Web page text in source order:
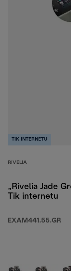
TIK INTERNETU
RIVELIA
„Rivelia Jade
Tik internetu
EXAM441.55.GR